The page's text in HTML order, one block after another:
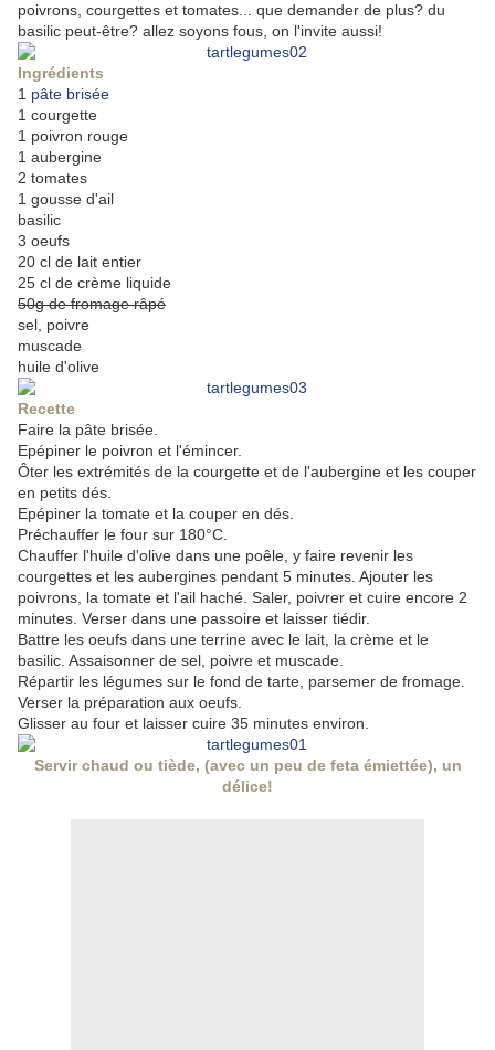
poivrons, courgettes et tomates... que demander de plus? du
basilic peut-être? allez soyons fous, on l'invite aussi!
Ingrédients
1 pâte brisée
1 courgette
1 poivron rouge
1 aubergine
2 tomates
1 gousse d'ail
basilic
3 oeufs
20 cl de lait entier
25 cl de crème liquide
50g de fromage râpé
sel, poivre
muscade
huile d'olive
Recette
Faire la pâte brisée.
Epépiner le poivron et l'émincer.
Ôter les extrémités de la courgette et de l'aubergine et les couper
en petits dés.
Epépiner la tomate et la couper en dés.
Préchauffer le four sur 180°C.
Chauffer l'huile d'olive dans une poêle, y faire revenir les
courgettes et les aubergines pendant 5 minutes. Ajouter les
poivrons, la tomate et l'ail haché. Saler, poivrer et cuire encore 2
minutes. Verser dans une passoire et laisser tiédir.
Battre les oeufs dans une terrine avec le lait, la crème et le
basilic. Assaisonner de sel, poivre et muscade.
Répartir les légumes sur le fond de tarte, parsemer de fromage.
Verser la préparation aux oeufs.
Glisser au four et laisser cuire 35 minutes environ.
Servir chaud ou tiède, (avec un peu de feta émiettée), un
délice!